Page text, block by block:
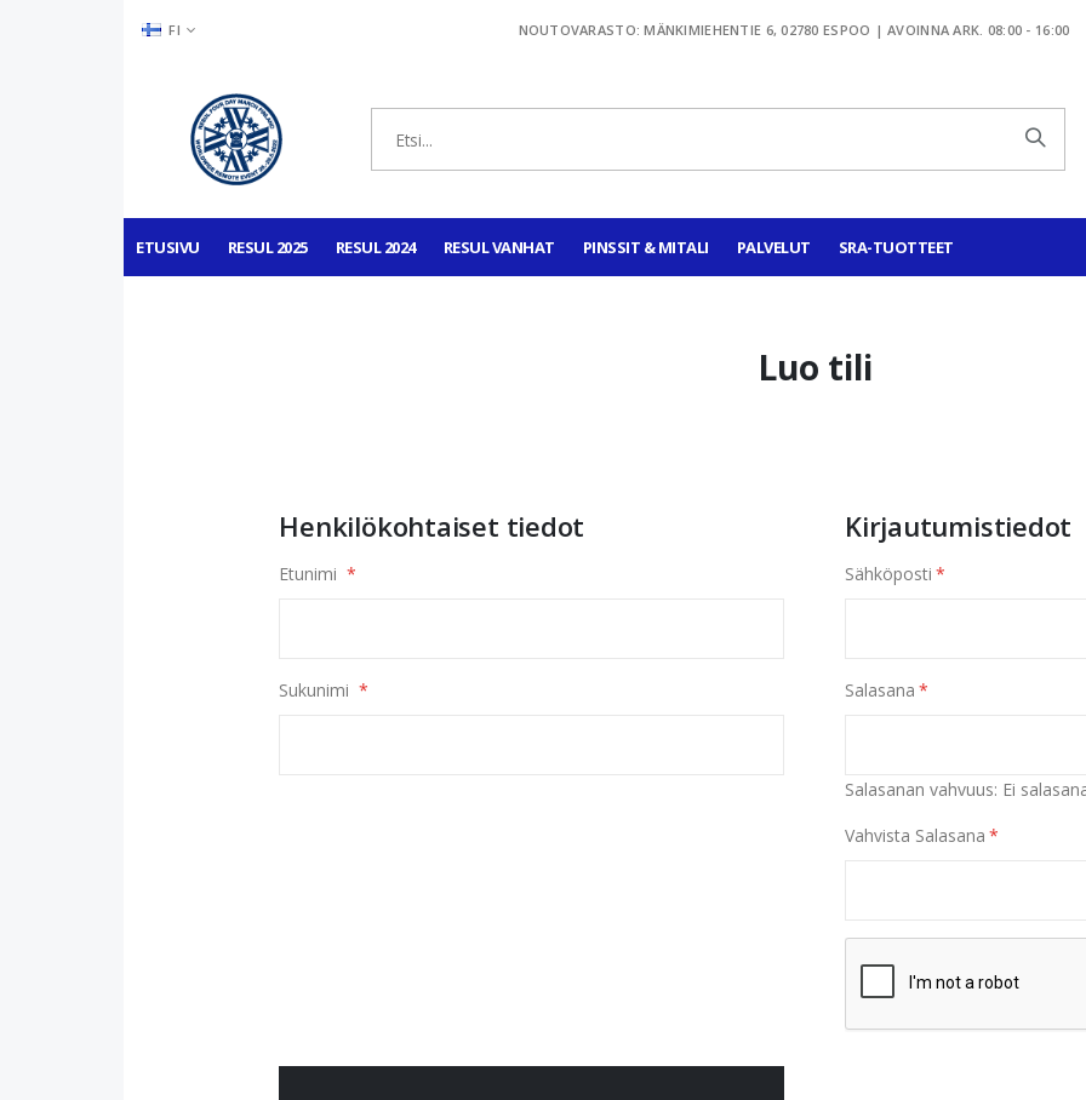
KIELI FI NOUTOVARASTO: MÄNKIMIEHENTIE 6, 02780 ESPOO | AVOINNA ARK. 08:00 - 16:00
ETUSIVU RESUL 2025 RESUL 2024 RESUL VANHAT PINSSIT & MITALI PALVELUT SRA-TUOTTEET
Luo tili
Henkilökohtaiset tiedot
Etunimi
Sukunimi
Kirjautumistiedot
Sähköposti
Salasana
Salasanan vahvuus: Ei
Vahvista Salasana